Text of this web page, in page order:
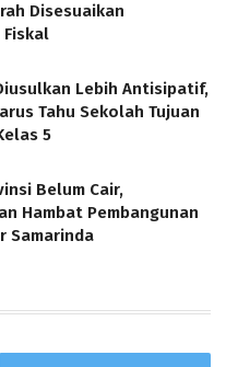
Disesuaikan
Fiskal
Lebih Antisipatif,
Tahu Sekolah Tujuan
5
Belum Cair,
Hambat Pembangunan
Samarinda